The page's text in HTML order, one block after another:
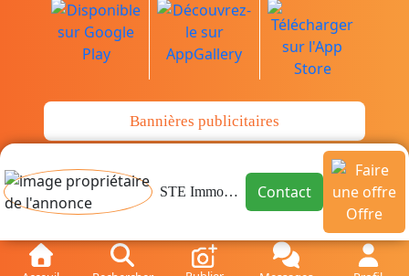
STE Immobilière H.S
Contact
Offre
Bannières publicitaires
© Copyright 2014-2026 Cava.tn Limited Tous
les droits sont réservés.